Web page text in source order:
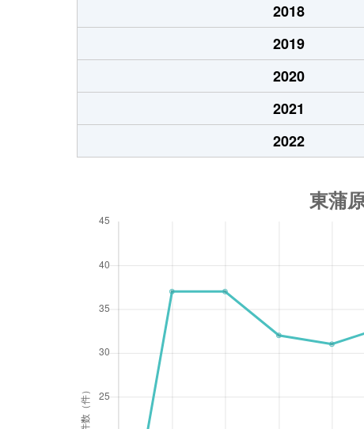
2018
2019
2020
2021
2022